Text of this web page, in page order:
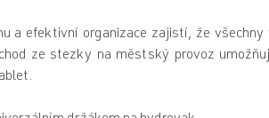
a efektivní organizace zajistí, že všechny
ze stezky na městský provoz